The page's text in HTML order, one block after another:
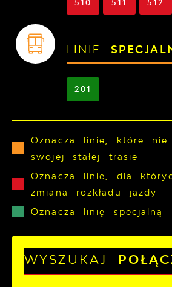
510 511 512
LINIE
201
Oznacza linie, które
swojej stałej trasie
Oznacza linie, dla
zmiana rozkładu jazdy
Oznacza linię specjalną
WYSZUKAJ